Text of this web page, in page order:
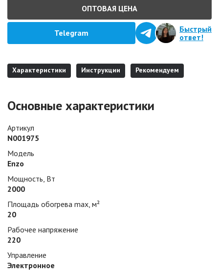
ОПТОВАЯ ЦЕНА
Telegram
Быстрый
ответ!
Характеристики Инструкции Рекомендуем
Основные характеристики
Артикул
N001975
Модель
Enzo
Мощность, Вт
2000
Площадь обогрева max, м²
20
Рабочее напряжение
220
Управление
Электронное